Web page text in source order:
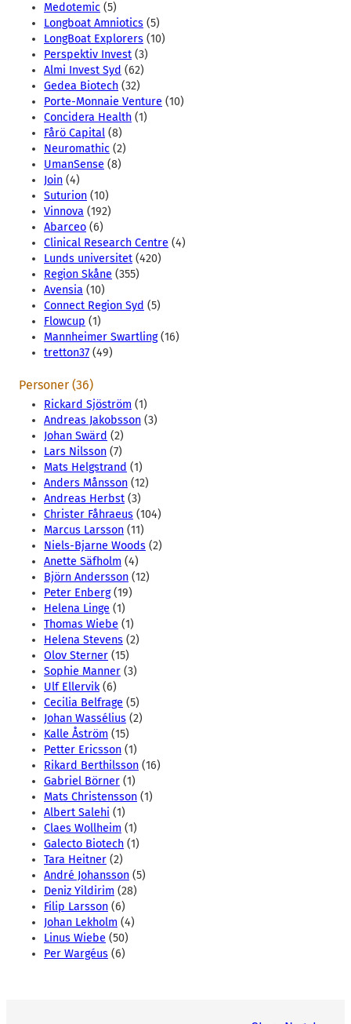
Medotemic (5)
Longboat Amniotics (5)
LongBoat Explorers (10)
Perspektiv Invest (3)
Almi Invest Syd (62)
Gedea Biotech (32)
Porte-Monnaie Venture (10)
Concidera Health (1)
Fårö Capital (8)
Neuromathic (2)
UmanSense (8)
Join (4)
Suturion (10)
Vinnova (192)
Abarceo (6)
Clinical Research Centre (4)
Lunds universitet (420)
Region Skåne (355)
Avensia (10)
Connect Region Syd (5)
Flowcup (1)
Mannheimer Swartling(16)
tretton37 (49)
Personer (36)
Rickard Sjöström (1)
Andreas Jakobsson (3)
Johan Swärd (2)
Lars Nilsson (7)
Mats Helgstrand (1)
Anders Månsson (12)
Andreas Herbst (3)
Christer Fåhraeus (104)
Marcus Larsson (11)
Niels-Bjarne Woods (2)
Anette Säfholm (4)
Björn Andersson (12)
Peter Enberg(19)
Helena Linge (1)
Thomas Wiebe (1)
Helena Stevens (2)
Olov Sterner (15)
Sophie Manner (3)
Ulf Ellervik(6)
Cecilia Belfrage (5)
Johan Wassélius (2)
Kalle Åström (15)
Petter Ericsson (1)
Rikard Berthilsson (16)
Gabriel Börner (1)
Mats Christensson (1)
Albert Salehi (1)
Claes Wollheim (1)
Galecto Biotech (1)
Tara Heitner (2)
André Johansson (5)
Deniz Yildirim (28)
Filip Larsson (6)
Johan Lekholm (4)
Linus Wiebe (50)
Per Wargéus (6)